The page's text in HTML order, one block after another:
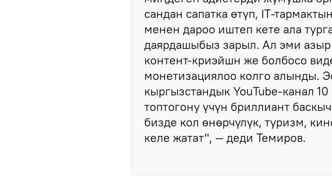
сандан сапатка өтүп, IТ-
менен дароо иштеп кете ала
даярдашыбыз зарыл. Ал эми
контент-криэйшн же болбосо
монетизациялоо колго алынды.
кыргызстандык YouTube-канал
топтогону үчүн бриллиант
бизде кол өнөрчүлүк, туризм,
келе жатат", — деди Темиров.